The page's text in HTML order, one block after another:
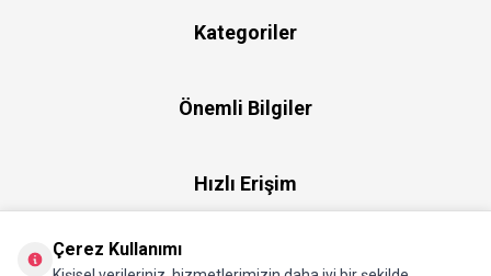
Kategoriler
Önemli Bilgiler
Hızlı Erişim
Çerez Kullanımı